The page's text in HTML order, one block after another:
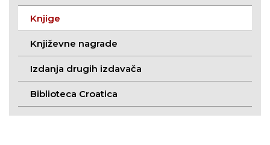
Knjige
Književne nagrade
Izdanja drugih izdavača
Biblioteca Croatica